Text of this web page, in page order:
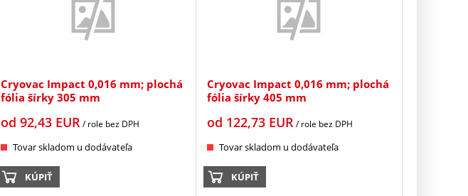
Cryovac Impact 0,016 mm; plochá
fólia šírky 305 mm
od 92,43EUR/ role bez DPH
Tovar skladom u dodávateľa
KÚPIŤ
Cryovac Impact 0,016 mm; plochá
fólia šírky 405 mm
od 122,73 EUR/ role bez DPH
Tovar skladom u dodávateľa
KÚPIŤ